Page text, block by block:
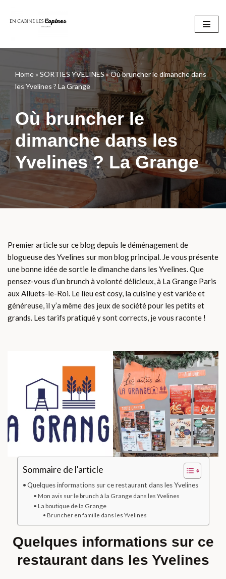
Home» SORTIES YVELINES»Où bruncher le dimanche dans
les Yvelines ? La Grange
Où bruncher le
dimanche dans les
Yvelines ? La Grange
Premier article sur ce blog depuis le déménagement de
blogueuse des Yvelines sur mon blog principal. Je vous présente
une bonne idée de sortie le dimanche dans les Yvelines. Que
pensez-vous d’un brunch à volonté délicieux, à La Grange Paris
aux Alluets-le-Roi. Le lieu est cosy, la cuisine y est variée et
généreuse, il y’a même des jeux de société pour les petits et
grands. Les tarifs pratiqué y sont corrects, je vous raconte !
Sommaire de l'article
Quelques informations sur ce restaurant dans les Yvelines
Mon avis sur le brunch à la Grange dans les Yvelines
La boutique de la Grange
Bruncher en famille dans les Yvelines
Quelques informations sur ce
restaurant dans les Yvelines